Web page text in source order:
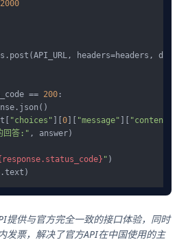
2000
headers=headers,
== 200 :
"choices" 0 "message" "content"
回答:"
" )
提供与官方完全一致的接口体验，同时
发票，解决了官方API在中国使用的主